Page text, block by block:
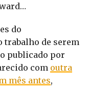
do
trabalho de serem
publicado por
com outra
mês antes,